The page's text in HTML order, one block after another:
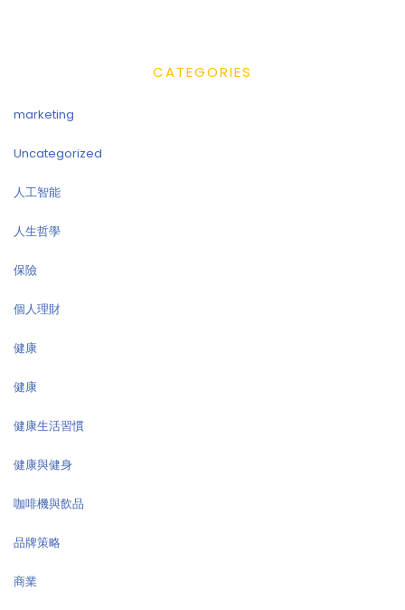
CATEGORIES
marketing
Uncategorized
人工智能
人生哲學
保險
個人理財
健康
健康
健康生活習慣
健康與健身
咖啡機與飲品
品牌策略
商業